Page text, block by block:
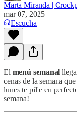
Marta Miranda |
mar 07, 2025
Escucha
El menú semanal
cenas de la semana
lunes te pille en
semana!